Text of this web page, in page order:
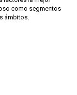
como segmentos
ámbitos.